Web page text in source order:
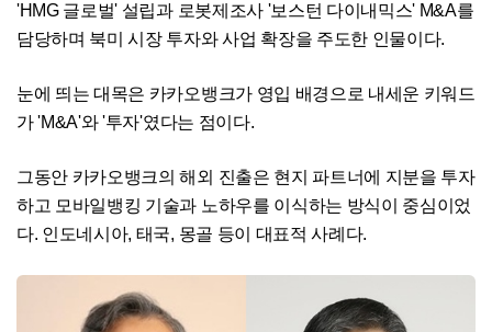
'HMG 글로벌' 설립과 로봇제조사 '보스턴 다이내믹스' M&A를
담당하며 북미 시장 투자와 사업 확장을 주도한 인물이다.
눈에 띄는 대목은 카카오뱅크가 영입 배경으로 내세운 키워드
가 'M&A'와 '투자'였다는 점이다.
그동안 카카오뱅크의 해외 진출은 현지 파트너에 지분을 투자
하고 모바일뱅킹 기술과 노하우를 이식하는 방식이 중심이었
다. 인도네시아, 태국, 몽골 등이 대표적 사례다.